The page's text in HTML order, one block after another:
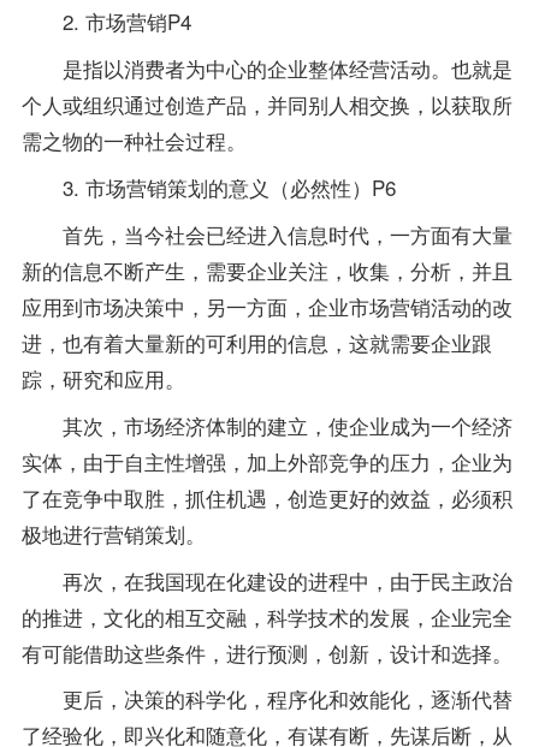
2. 市场营销P4
是指以消费者为中心的企业整体经营活动。也就是
个人或组织通过创造产品，并同别人相交换，以获取所
需之物的一种社会过程。
3. 市场营销策划的意义（必然性）P6
首先，当今社会已经进入信息时代，一方面有大量
新的信息不断产生，需要企业关注，收集，分析，并且
应用到市场决策中，另一方面，企业市场营销活动的改
进，也有着大量新的可利用的信息，这就需要企业跟
踪，研究和应用。
其次，市场经济体制的建立，使企业成为一个经济
实体，由于自主性增强，加上外部竞争的压力，企业为
了在竞争中取胜，抓住机遇，创造更好的效益，必须积
极地进行营销策划。
再次，在我国现在化建设的进程中，由于民主政治
的推进，文化的相互交融，科学技术的发展，企业完全
有可能借助这些条件，进行预测，创新，设计和选择。
更后，决策的科学化，程序化和效能化，逐渐代替
了经验化，即兴化和随意化，有谋有断，先谋后断，从